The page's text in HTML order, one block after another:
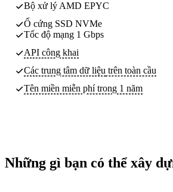
Bộ xử lý AMD EPYC
Ổ cứng SSD NVMe
Tốc độ mạng 1 Gbps
API công khai
Các trung tâm dữ liệu trên toàn cầu
Tên miền miễn phí trong 1 năm
Những gì bạn có thể xây